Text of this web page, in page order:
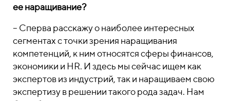
ее наращивание?
– Сперва расскажу о наиболее интересных
сегментах с точки зрения наращивания
компетенций, к ним относятся сферы финансов,
экономики и HR. И здесь мы сейчас ищем как
экспертов из индустрий, так и наращиваем свою
экспертизу в решении такого рода задач. Нам